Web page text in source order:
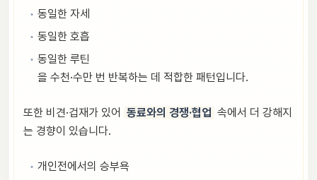
동일한 자세
동일한 호흡
동일한 루틴
을 수천·수만 번 반복하는 데 적합한 패턴입니다.
또한 비견·겁재가 있어 동료와의 경쟁·협업 속에서 더 강해지
는 경향이 있습니다.
개인전에서의 승부욕